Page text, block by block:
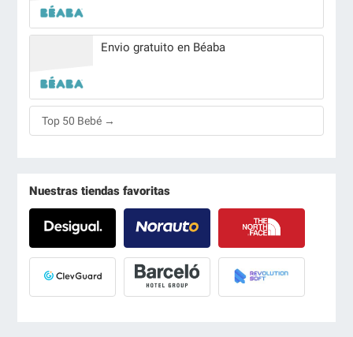
Envio gratuito en Béaba
Top 50 Bebé →
Nuestras tiendas favoritas